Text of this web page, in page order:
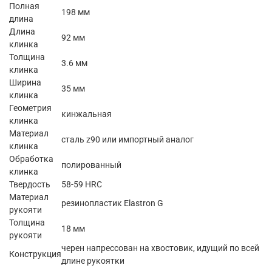
Полная
длина
198 мм
Длина
клинка
92 мм
Толщина
клинка
3.6 мм
Ширина
клинка
35 мм
Геометрия
клинка
кинжальная
Материал
клинка
сталь z90 или импортный аналог
Обработка
клинка
полированный
Твердость
58-59 HRC
Материал
рукояти
резинопластик Elastron G
Толщина
рукояти
18 мм
Конструкция
черен напрессован на хвостовик, идущий по всей
длине рукоятки